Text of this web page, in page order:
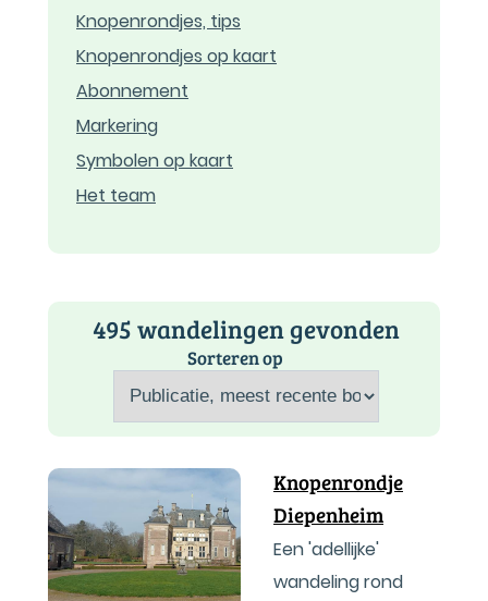
Knopenrondjes, tips
Knopenrondjes op kaart
Abonnement
Markering
Symbolen op kaart
Het team
495 wandelingen gevonden
Sorteren op
Knopenrondje
Diepenheim
Een 'adellijke'
wandeling rond